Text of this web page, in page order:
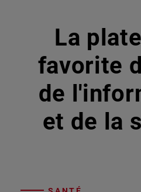
La
favorite
de
et de la